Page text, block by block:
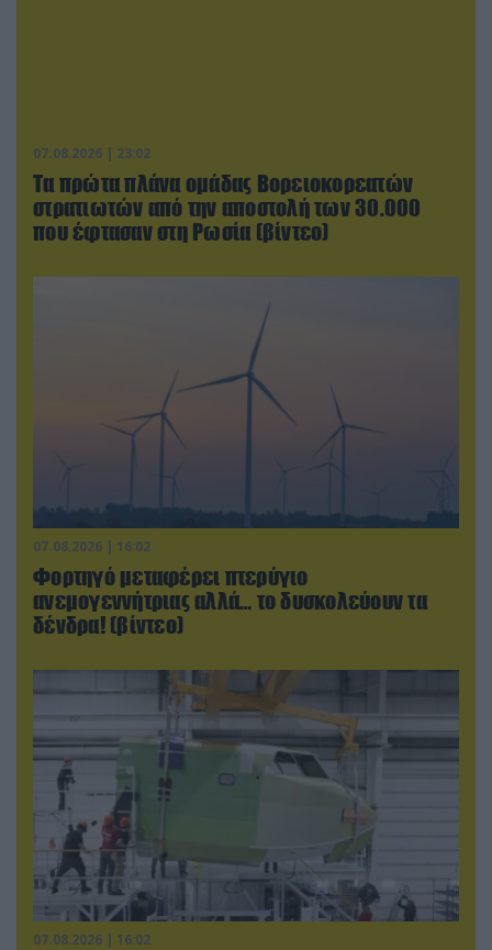
07.08.2026 | 23:02
Τα πρώτα πλάνα ομάδας Βορειοκορεατών
στρατιωτών από την αποστολή των 30.000
που έφτασαν στη Ρωσία (βίντεο)
07.08.2026 | 16:02
Φορτηγό μεταφέρει πτερύγιο
ανεμογεννήτριας αλλά… το δυσκολεύουν τα
δένδρα! (βίντεο)
07.08.2026 | 16:02